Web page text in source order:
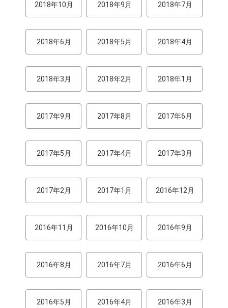
2018年10月 2018年9月 2018年7月
2018年6月 2018年5月 2018年4月
2018年3月 2018年2月 2018年1月
2017年9月 2017年8月 2017年6月
2017年5月 2017年4月 2017年3月
2017年2月 2017年1月 2016年12月
2016年11月 2016年10月 2016年9月
2016年8月 2016年7月 2016年6月
2016年5月 2016年4月 2016年3月